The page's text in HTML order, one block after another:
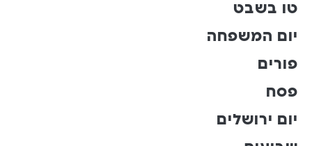
טו בשבט
יום המשפחה
פורים
פסח
יום ירושלים